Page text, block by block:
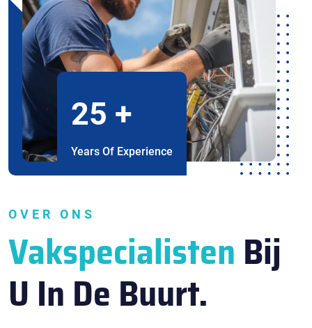
25 +
Years Of Experience
OVER ONS
Vakspecialisten Bij
U In De Buurt.